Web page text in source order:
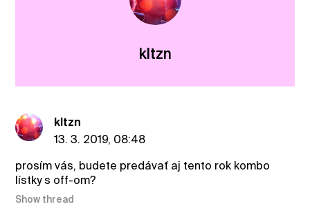
kltzn
kltzn
13. 3. 2019, 08:48
prosím vás, budete predávať aj tento rok kombo
lístky s off-om?
Show thread